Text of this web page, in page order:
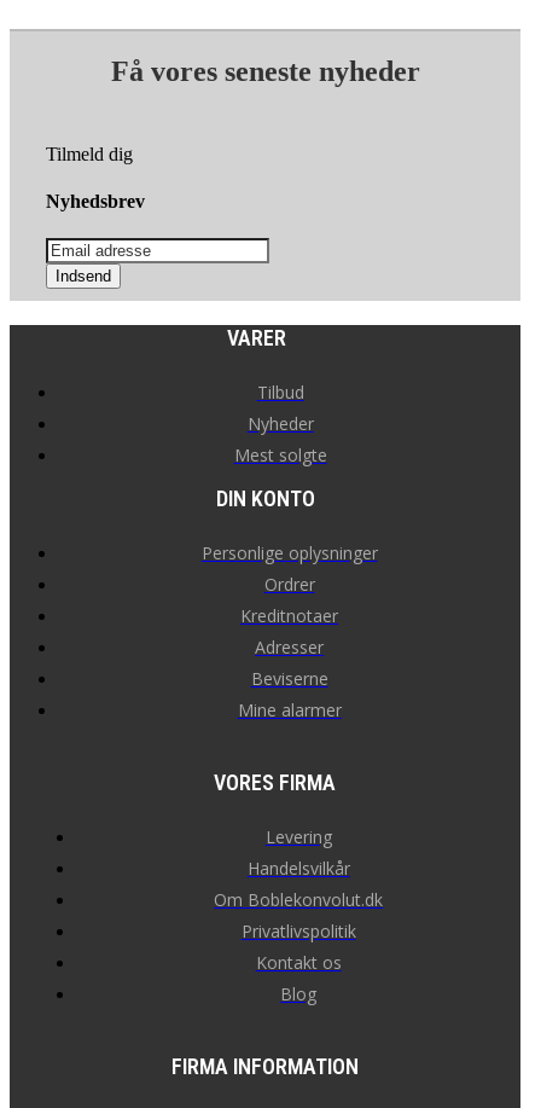
Få vores seneste nyheder
Tilmeld dig
Nyhedsbrev
Indsend
VARER
Tilbud
Nyheder
Mest solgte
DIN KONTO
Personlige oplysninger
Ordrer
Kreditnotaer
Adresser
Beviserne
Mine alarmer
VORES FIRMA
Levering
Handelsvilkår
Om Boblekonvolut.dk
Privatlivspolitik
Kontakt os
Blog
FIRMA INFORMATION